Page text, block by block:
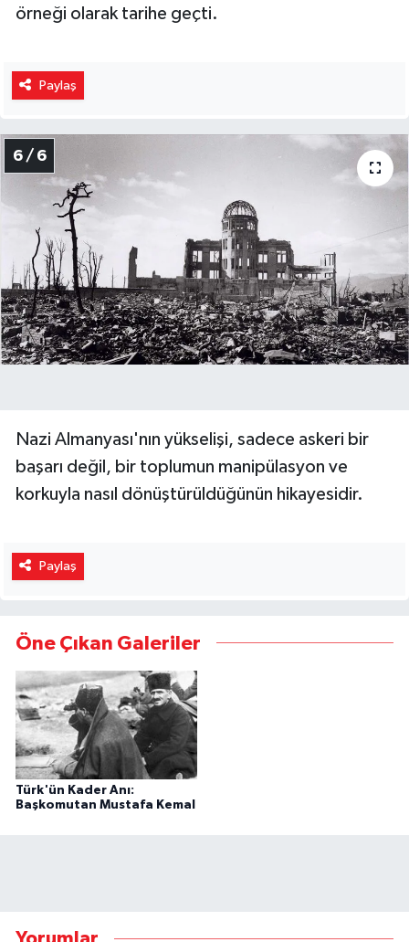
örneği olarak tarihe geçti.
Paylaş
6 / 6
Nazi Almanyası'nın yükselişi, sadece askeri bir
başarı değil, bir toplumun manipülasyon ve
korkuyla nasıl dönüştürüldüğünün hikayesidir.
Paylaş
Öne Çıkan Galeriler
Türk'ün Kader Anı:
Başkomutan Mustafa Kemal